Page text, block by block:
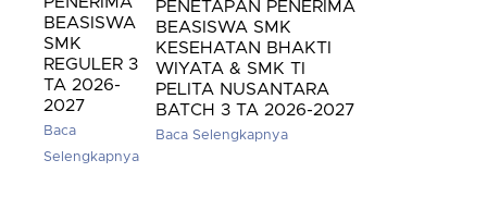
BEASISWA
SMK
REGULER 3
TA 2026-
2027
Baca
Selengkapnya
PENETAPAN PENERIMA
BEASISWA SMK
KESEHATAN BHAKTI
WIYATA & SMK TI
PELITA NUSANTARA
BATCH 3 TA 2026-2027
Baca Selengkapnya